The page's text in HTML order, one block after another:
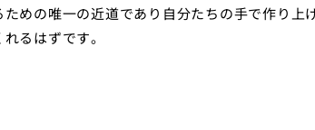
めの唯一の近道であり自分たちの手で作り上
るはずです。